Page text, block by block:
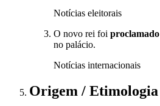
Notícias eleitorais
O novo rei foi proclamado
no palácio.
Notícias internacionais
Origem / Etimologia